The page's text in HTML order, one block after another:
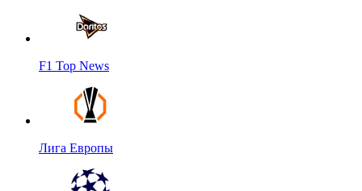
F1 Top News
Лига Европы